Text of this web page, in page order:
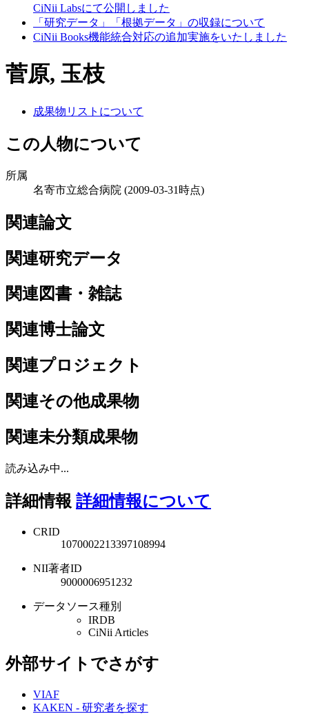
CiNii Labsにて公開しました
「研究データ」「根拠データ」の収録について
CiNii Books機能統合対応の追加実施をいたしました
菅原, 玉枝
成果物リストについて
この人物について
所属
名寄市立総合病院 (2009-03-31時点)
関連論文
関連研究データ
関連図書・雑誌
関連博士論文
関連プロジェクト
関連その他成果物
関連未分類成果物
読み込み中...
詳細情報 詳細情報について
CRID
1070002213397108994
NII著者ID
9000006951232
データソース種別
IRDB
CiNii Articles
外部サイトでさがす
VIAF
KAKEN - 研究者を探す